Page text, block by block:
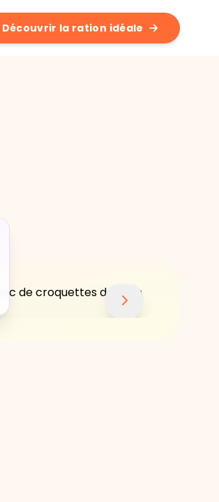
Découvrir la ration idéale